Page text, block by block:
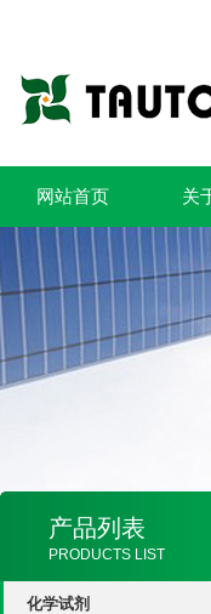
网站首页 关
产品列表
PRODUCTS LIST
化学试剂